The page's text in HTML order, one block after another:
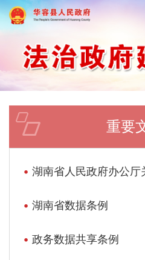
重要
湖南省人民政府办公厅关于印发《推动融资担保行业高
湖南省数据条例
政务数据共享条例